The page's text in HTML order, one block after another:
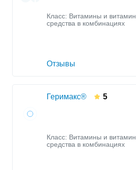
Класс: Витамины и
средства в комбинациях
Отзывы
Геримакс® 5
Класс: Витамины и
средства в комбинациях